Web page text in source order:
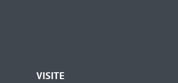
VISITE